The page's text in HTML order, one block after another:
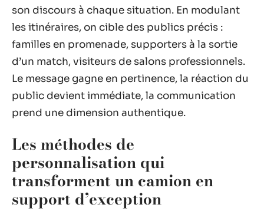
son discours à chaque situation. En modulant
les itinéraires, on cible des publics précis :
familles en promenade, supporters à la sortie
d’un match, visiteurs de salons professionnels.
Le message gagne en pertinence, la réaction du
public devient immédiate, la communication
prend une dimension authentique.
Les méthodes de
personnalisation qui
transforment un camion en
support d’exception